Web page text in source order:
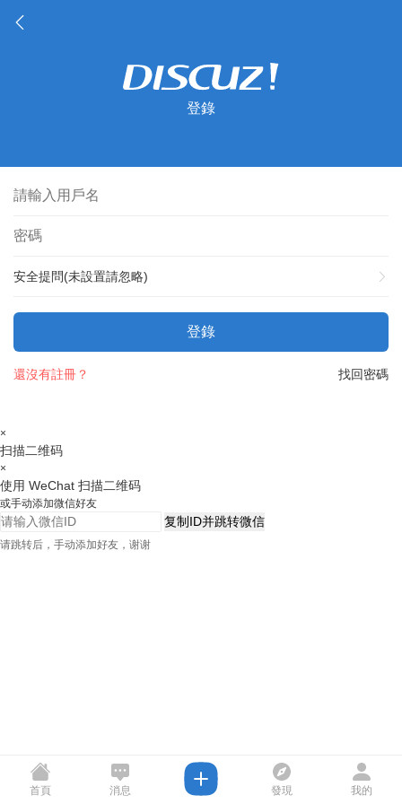
登錄
安全提問(未設置請忽略)
登錄
找回密碼
還沒有註冊？
×
扫描二维码
×
使用 WeChat 扫描二维码
或手动添加微信好友
复制ID并跳转微信
请跳转后，手动添加好友，谢谢
首頁 消息 發現 我的